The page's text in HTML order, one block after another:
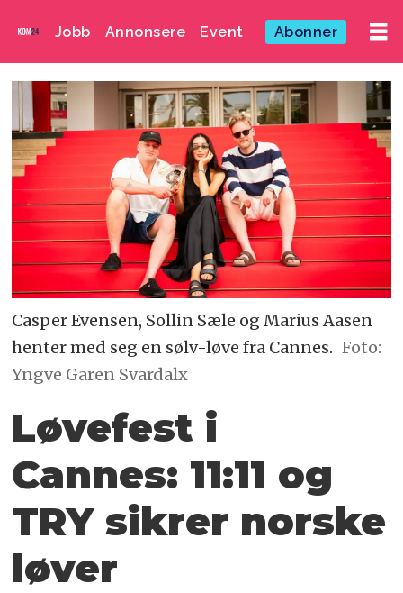
Jobb Annonsere Event Abonner
Casper Evensen, Sollin Sæle og Marius Aasen
henter med seg en sølv-løve fra Cannes. Foto:
Yngve Garen Svardalx
Løvefest i
Cannes: 11:11 og
TRY sikrer norske
løver